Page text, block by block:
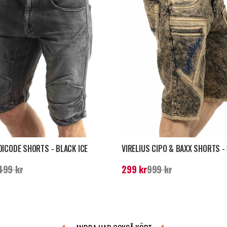
SHORTS - BLACK ICE
pris:199 kr
kr
VIRELIUS CIPO & BAXX SHORTS -
Nuvarande pris:299 kr
299 kr999 kr